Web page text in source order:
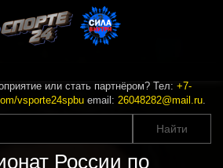
или стать партнёром? Тел: +7-
vsporte24spbu email: 26048282@mail.ru.
России по